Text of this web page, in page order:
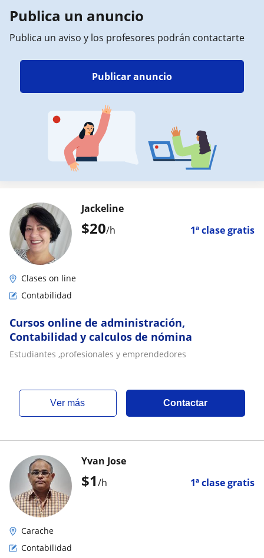
Publica un anuncio
Publica un aviso y los profesores podrán contactarte
Publicar anuncio
$20/h 1ª clase gratis
Jackeline
Clases on line
Contabilidad
Cursos online de administración,
Contabilidad y calculos de nómina
Estudiantes ,profesionales y emprendedores
ver más Contactar
$1/h 1ª clase gratis
Yvan Jose
Carache
Contabilidad